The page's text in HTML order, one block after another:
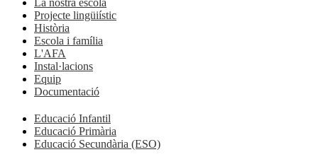
La nostra escola
Projecte lingüiístic
Història
Escola i família
L'AFA
Instal·lacions
Equip
Documentació
Educació Infantil
Educació Primària
Educació Secundària (ESO)